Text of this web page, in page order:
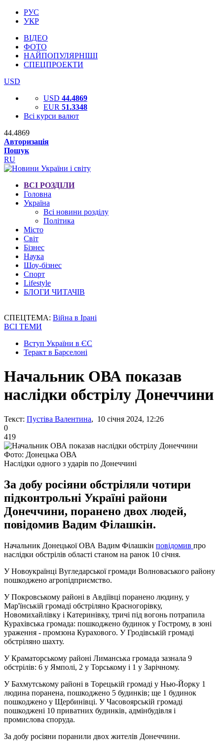
РУС
УКР
ВІДЕО
ФОТО
НАЙПОПУЛЯРНІШІ
СПЕЦПРОЕКТИ
USD
USD 44.4869
EUR 51.3348
Всі курси валют
44.4869
Авторизація
Пошук
RU
ВСІ РОЗДІЛИ
Головна
Україна
Всі новини розділу
Політика
Місто
Світ
Бізнес
Наука
Шоу-бізнес
Спорт
Lifestyle
БЛОГИ ЧИТАЧІВ
СПЕЦТЕМА: Війна в Ірані
ВСІ ТЕМИ
Вступ України в ЄС
Теракт в Барселоні
Начальник ОВА показав
наслідки обстрілу Донеччини
Текст: Пустіва Валентина, 10 січня 2024, 12:26
0
419
Фото: Донецька ОВА
Наслідки одного з ударів по Донеччині
За добу росіяни обстріляли чотири
підконтрольні Україні райони
Донеччини, поранено двох людей,
повідомив Вадим Філашкін.
Начальник Донецької ОВА Вадим Філашкін повідомив про
наслідки обстрілів області станом на ранок 10 січня.
У Новоукраїнці Вугледарської громади Волноваського району
пошкоджено агропідприємство.
У Покровському районі в Авдіївці поранено людину, у
Мар'їнській громаді обстріляно Красногорівку,
Новомихайлівку і Катеринівку, тричі під вогонь потрапила
Курахівська громада: пошкоджено будинок у Гострому, в зоні
ураження - промзона Курахового. У Гродівській громаді
обстріляно шахту.
У Краматорському районі Лиманська громада зазнала 9
обстрілів: 6 у Ямполі, 2 у Торському і 1 у Зарічному.
У Бахмутському районі в Торецькій громаді у Нью-Йорку 1
людина поранена, пошкоджено 5 будинків; ще 1 будинок
пошкоджено у Щербинівці. У Часовоярській громаді
пошкоджені 10 приватних будинків, адмінбудівля і
промислова споруда.
За добу росіяни поранили двох жителів Донеччини.